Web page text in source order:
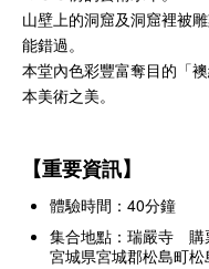
山壁上的洞窟及洞窟裡被
能錯過。
本堂內色彩豐富奪目的「
本美術之美。
【重要資訊】
體驗時間：40分鐘
集合地點： 瑞嚴寺 購
宮城県宮城郡松島